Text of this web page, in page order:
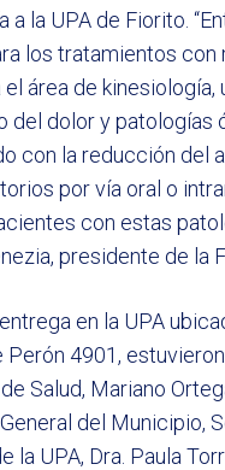
a la UPA de Fiorito.
los tratamientos con
el área de kinesiología,
del dolor y patologías
con la reducción del
por vía oral o
con estas
presidente de la
en la UPA
Perón 4901,
Salud, Mariano
del Municipio,
la UPA, Dra. Paula